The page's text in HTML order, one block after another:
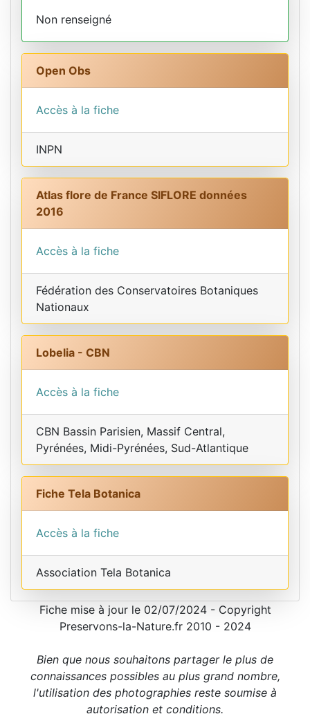
Non renseigné
Open Obs
Accès à la fiche
INPN
Atlas flore de France SIFLORE données
2016
Accès à la fiche
Fédération des Conservatoires Botaniques
Nationaux
Lobelia - CBN
Accès à la fiche
CBN Bassin Parisien, Massif Central,
Pyrénées, Midi-Pyrénées, Sud-Atlantique
Fiche Tela Botanica
Accès à la fiche
Association Tela Botanica
Fiche mise à jour le 02/07/2024 - Copyright
Preservons-la-Nature.fr 2010 - 2024
Bien que nous souhaitons partager le plus de
connaissances possibles au plus grand nombre,
l'utilisation des photographies reste soumise à
autorisation et conditions.